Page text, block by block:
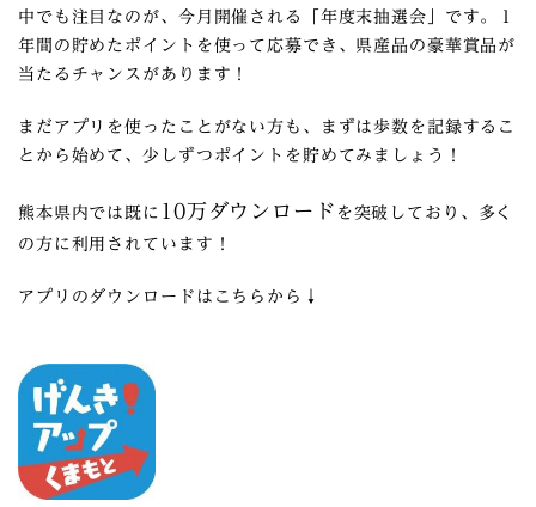
中でも注目なのが、今月開催される「年度末抽選会」です。１
年間の貯めたポイントを使って応募でき、県産品の豪華賞品が
当たるチャンスがあります！
まだアプリを使ったことがない方も、まずは歩数を記録するこ
とから始めて、少しずつポイントを貯めてみましょう！
熊本県内では既に 10万ダウンロード を突破しており、多く
の方に利用されています！
アプリのダウンロードはこちらから↓